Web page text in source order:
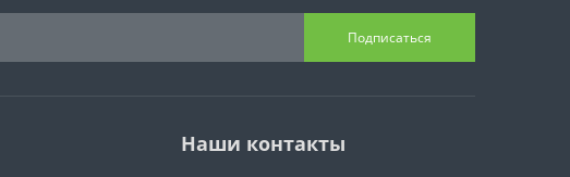
Подписаться
Наши контакты